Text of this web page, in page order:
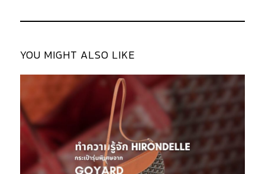
YOU MIGHT ALSO LIKE